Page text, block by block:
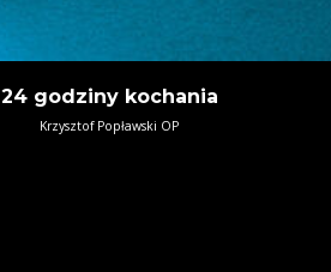
24 godziny kochania
Krzysztof Popławski OP